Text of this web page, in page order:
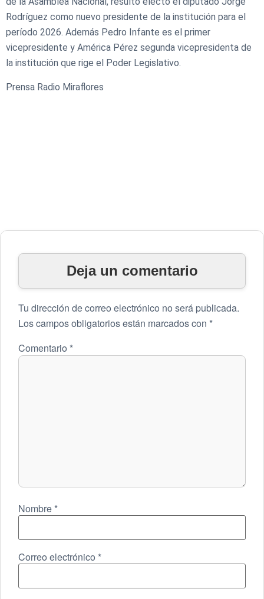
Rodríguez como nuevo presidente de la institución para el
período 2026. Además Pedro Infante es el primer
vicepresidente y América Pérez segunda vicepresidenta de
la institución que rige el Poder Legislativo.
Prensa Radio Miraflores
Deja un comentario
Tu dirección de correo electrónico no será publicada.
Los campos obligatorios están marcados con *
Comentario *
Nombre *
Correo electrónico *